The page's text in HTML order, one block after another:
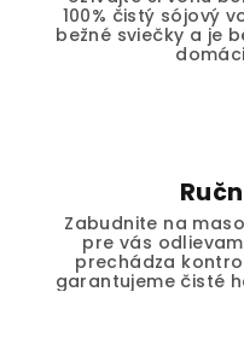
100% čistý sójový
bežné sviečky a je
Zabudnite na
pre vás
prechádza
garantujeme čisté